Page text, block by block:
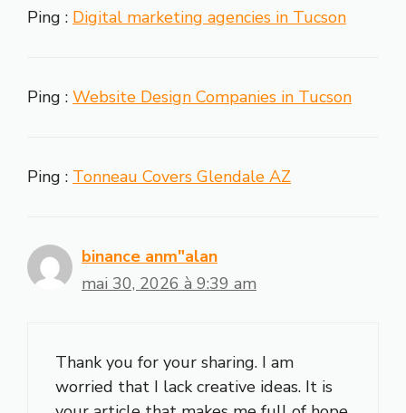
Ping : Digital marketing agencies in Tucson
Ping : Website Design Companies in Tucson
Ping : Tonneau Covers Glendale AZ
binance anm"alan
mai 30, 2026 à 9:39 am
Thank you for your sharing. I am
worried that I lack creative ideas. It is